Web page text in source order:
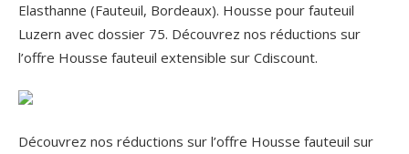
Elasthanne (Fauteuil, Bordeaux). Housse pour fauteuil
Luzern avec dossier 75. Découvrez nos réductions sur
l’offre Housse fauteuil extensible sur Cdiscount.
Découvrez nos réductions sur l’offre Housse fauteuil sur